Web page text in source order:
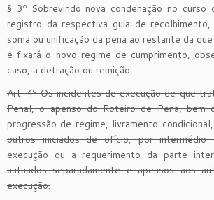
§ 3º Sobrevindo nova condenação no curso
registro da respectiva guia de
soma ou unificação da pena ao restante da
e fixará o novo regime de cumprimento,
caso, a detração ou remição.
Art. 4º Os incidentes de execução de que
Penal, o apenso do Roteiro de Pena, bem
progressão de regime, livramento
outros iniciados de ofício, por intermédio
execução ou a requerimento da parte
autuados separadamente e apensos aos
execução.